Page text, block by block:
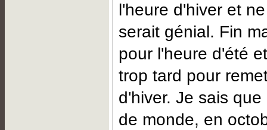
l'heure d'hiver et
serait génial. Fin
pour l'heure d'été
trop tard pour
d'hiver. Je sais
de monde, en